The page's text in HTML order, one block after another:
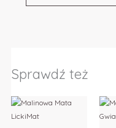
Sprawdź też
Ten
produkt